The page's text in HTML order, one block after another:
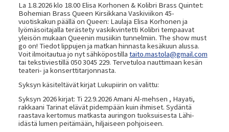
La 1.8.2026 klo 18.00 Elisa Korhonen & Kolibri Brass Quintet:
Bohemian Brass Queen Kirsikkana Vaskiviikon 45-
vuotiskakun päällä on Queen: Laulaja Elisa Korhonen ja
lyömäsoitajalla terästety vaskikvintetti Kolibri tempaavat
yleisön mukaan Queenin musiikin tunnelmiin. The show must
go on! Tiedot lippujen ja matkan hinnasta kesäkuun alussa.
Voit ilmoitautua jo nyt sähköpostilla taito.mastola@gmail.com
tai tekstiviestillä 050 3045 229. Tervetuloa nauttimaan kesän
teateri- ja konserttitarjonnasta.
Syksyn käsiteltävät kirjat Lukupiirin on valittu:
Syksyn 2026 kirjat: Ti 22.9.2026 Amani Al-mehsen , Hayati,
rakkaani Tarinat elävät pidempään kuin ihmiset. Sydäntä
raastava kertomus matkasta auringon tuoksuisesta Lähi-
idästä lumen peitämään, hiljaiseen pohjoiseen.